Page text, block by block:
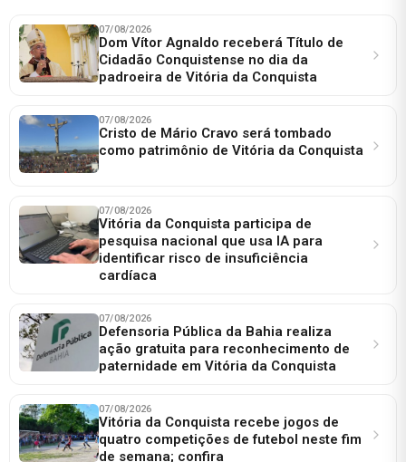
07/08/2026
Dom Vítor Agnaldo receberá Título de
Cidadão Conquistense no dia da
padroeira de Vitória da Conquista
07/08/2026
Cristo de Mário Cravo será tombado
como patrimônio de Vitória da Conquista
07/08/2026
Vitória da Conquista participa de
pesquisa nacional que usa IA para
identificar risco de insuficiência
cardíaca
07/08/2026
Defensoria Pública da Bahia realiza
ação gratuita para reconhecimento de
paternidade em Vitória da Conquista
07/08/2026
Vitória da Conquista recebe jogos de
quatro competições de futebol neste fim
de semana; confira